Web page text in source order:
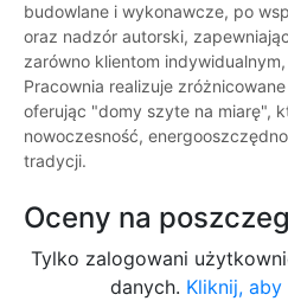
budowlane i wykonawcze, po
oraz nadzór autorski,
zarówno klientom
Pracownia realizuje
oferując "domy szyte na miarę",
nowoczesność,
tradycji.
Oceny na
Tylko zalogowani
danych. Kliknij,